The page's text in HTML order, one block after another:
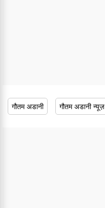
गौतम अडानी गौतम अडानी न्यूज़